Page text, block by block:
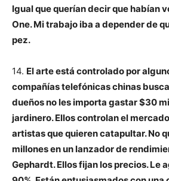
Igual que querían decir que habían
One. Mi trabajo iba a depender de
pez.
14. El arte está controlado por
compañías telefónicas chinas
dueños no les importa gastar $30
jardinero. Ellos controlan el
artistas que quieren catapultar. No
millones en un lanzador de
Gephardt. Ellos fijan los precios. Le